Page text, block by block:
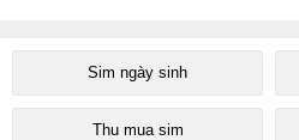
Sim ngày sinh
Thu mua sim